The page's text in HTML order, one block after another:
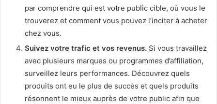
par comprendre qui est votre public cible, où vous le
trouverez et comment vous pouvez l’inciter à acheter
chez vous.
Suivez votre trafic et vos revenus. Si vous travaillez
avec plusieurs marques ou programmes d’affiliation,
surveillez leurs performances. Découvrez quels
produits ont eu le plus de succès et quels produits
résonnent le mieux auprès de votre public afin que